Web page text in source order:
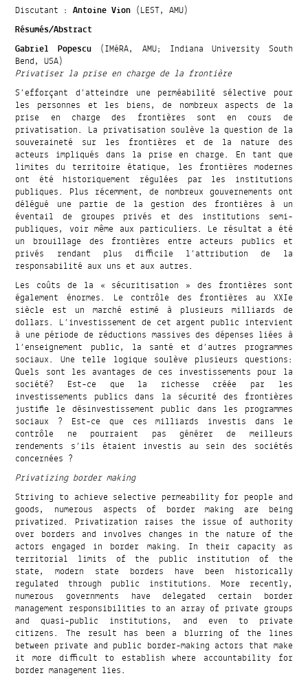
Discutant :Antoine Vion (LEST, AMU)
Résumés/Abstract
Gabriel Popescu(IMéRA, AMU; Indiana University South
Bend, USA)
Privatiser la prise en charge de la frontière
S’efforçant d’atteindre une perméabilité sélective pour
les personnes et les biens, de nombreux aspects de la
prise en charge des frontières sont en cours de
privatisation. La privatisation soulève la question de la
souveraineté sur les frontières et de la nature des
acteurs impliqués dans la prise en charge. En tant que
limites du territoire étatique, les frontières modernes
ont été historiquement régulées par les institutions
publiques. Plus récemment, de nombreux gouvernements ont
délégué une partie de la gestion des frontières à un
éventail de groupes privés et des institutions semi-
publiques, voir même aux particuliers. Le résultat a été
un brouillage des frontières entre acteurs publics et
privés rendant plus difficile l’attribution de la
responsabilité aux uns et aux autres.
Les coûts de la « sécuritisation » des frontières sont
également énormes. Le contrôle des frontières au XXIe
siècle est un marché estimé à plusieurs milliards de
dollars. L’investissement de cet argent public intervient
à une période de réductions massives des dépenses liées à
l’enseignement public, la santé et d’autres programmes
sociaux. Une telle logique soulève plusieurs questions:
Quels sont les avantages de ces investissements pour la
société? Est-ce que la richesse créée par les
investissements publics dans la sécurité des frontières
justifie le désinvestissement public dans les programmes
sociaux ? Est-ce que ces milliards investis dans le
contrôle ne pourraient pas générer de meilleurs
rendements s’ils étaient investis au sein des sociétés
concernées ?
Privatizing border making
Striving to achieve selective permeability for people and
goods, numerous aspects of border making are being
privatized. Privatization raises the issue of authority
over borders and involves changes in the nature of the
actors engaged in border making. In their capacity as
territorial limits of the public institution of the
state, modern state borders have been historically
regulated through public institutions. More recently,
numerous governments have delegated certain border
management responsibilities to an array of private groups
and quasi-public institutions, and even to private
citizens. The result has been a blurring of the lines
between private and public border-making actors that make
it more difficult to establish where accountability for
border management lies.